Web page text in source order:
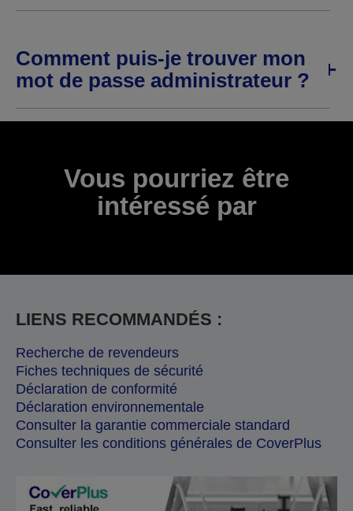
Comment puis-je trouver mon
mot de passe administrateur ?
Vous pourriez être
intéressé par
LIENS RECOMMANDÉS :
Recherche de revendeurs
Fiches techniques de sécurité
Déclaration de conformité
Déclaration environnementale
Consulter la garantie commerciale standard
Consulter les conditions générales de CoverPlus